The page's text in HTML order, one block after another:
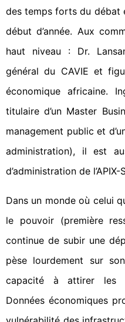
des temps forts du débat
début d’année. Aux
haut niveau : Dr.
général du CAVIE et
économique africaine.
titulaire d’un Master
management public et
administration), il est
d’administration de l’APIX-
Dans un monde où celui
le pouvoir (première
continue de subir une
pèse lourdement sur
capacité à attirer les
Données économiques